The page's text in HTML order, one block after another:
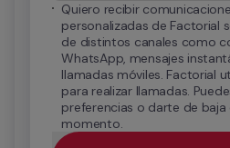
Quiero recibir
personalizadas de Factorial
de distintos canales como
WhatsApp, mensajes
llamadas móviles. Factorial
para realizar llamadas.
preferencias o darte de baja
momento.